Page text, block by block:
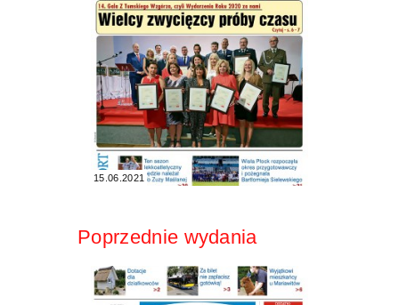
15.06.2021
Poprzednie wydania